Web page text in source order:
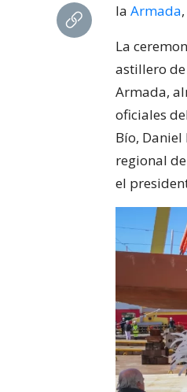
la Armada
La
astillero
Armada,
oficiales
Bío,
regional
el